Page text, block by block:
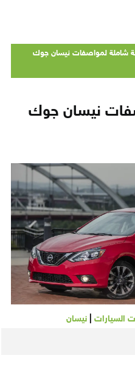
شاملة لمواصفات نيسان جوك
نيسان جوك
السيارات| نيسان